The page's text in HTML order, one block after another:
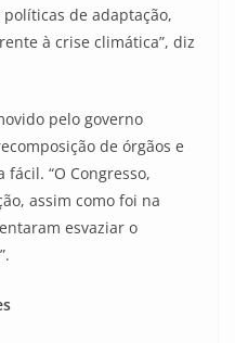
de adaptação,
à crise climática”, diz
pelo governo
de órgãos e
“O Congresso,
assim como foi na
esvaziar o